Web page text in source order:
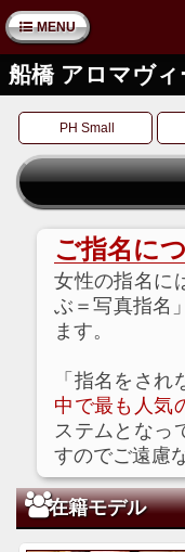
MENU
船橋 アロマヴ
PH Small
ご指名に
女性の指名に
ぶ＝写真指名
ます。
「指名をさ
中で最も人気
ステムとなっ
すのでご遠慮
在籍モデル